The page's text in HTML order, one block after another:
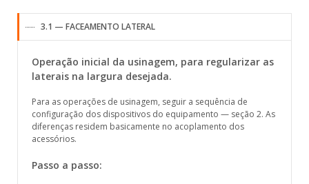
3.1 — FACEAMENTO LATERAL
Operação inicial da usinagem, para regularizar as
laterais na largura desejada.
Para as operações de usinagem, seguir a sequência de
configuração dos dispositivos do equipamento — seção 2. As
diferenças residem basicamente no acoplamento dos
acessórios.
Passo a passo: